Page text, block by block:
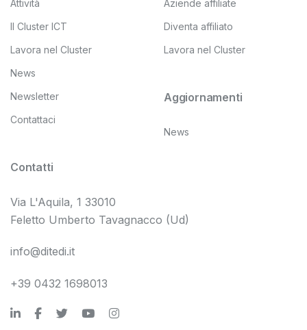
Attività
Il Cluster ICT
Lavora nel Cluster
News
Newsletter
Contattaci
Aziende affiliate
Diventa affiliato
Lavora nel Cluster
Aggiornamenti
News
Contatti
Via L'Aquila, 1 33010
Feletto Umberto Tavagnacco (Ud)
info@ditedi.it
+39 0432 1698013